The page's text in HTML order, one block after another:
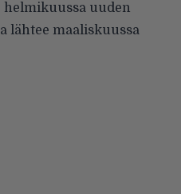
uuden
lähtee maaliskuussa